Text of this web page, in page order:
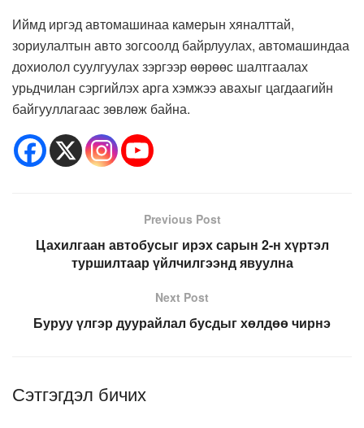
Иймд иргэд автомашинаа камерын хяналттай,
зориулалтын авто зогсоолд байрлуулах, автомашиндаа
дохиолол суулгуулах зэргээр өөрөөс шалтгаалах
урьдчилан сэргийлэх арга хэмжээ авахыг цагдаагийн
байгууллагаас зөвлөж байна.
Previous Post
Цахилгаан автобусыг ирэх сарын 2-н хүртэл
туршилтаар үйлчилгээнд явуулна
Next Post
Буруу үлгэр дуурайлал бусдыг хөлдөө чирнэ
Сэтгэгдэл бичих